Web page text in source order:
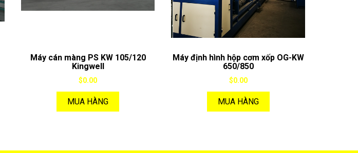
Máy cán màng PS KW 105/120
Kingwell
$0.00
MUA HÀNG
Máy định hình hộp cơm xốp OG-KW
650/850
$0.00
MUA HÀNG